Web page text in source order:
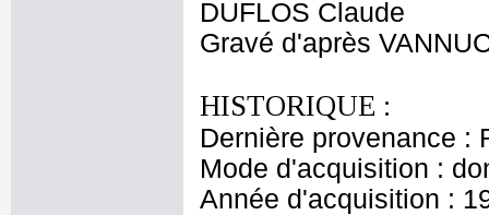
DUFLOS Claude
Gravé d'après
HISTORIQUE :
Dernière provenance :
Mode d'acquisition :
Année d'acquisition :